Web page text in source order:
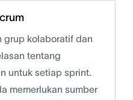
grup kolaboratif dan
tentang
untuk setiap sprint.
memerlukan sumber